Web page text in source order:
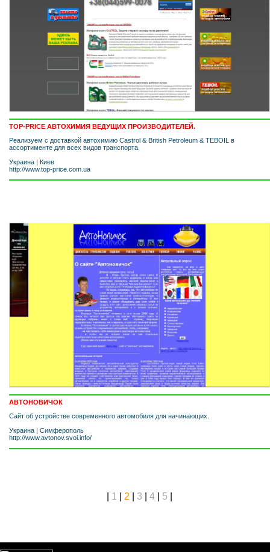
TOP-PRICE АВТОХИМИЯ ВЕДУЩИХ ПРОИЗВОДИТЕЛЕЙ.
Реализуем с доставкой автохимию Castrol & British Petroleum & TEBOIL в
ассортименте для всех видов транспорта.
Украина | Киев
http://www.top-price.com.ua
АВТОНОВИЧОК
Сайт об устройстве современного автомобиля для начинающих.
Украина | Симферополь
http://www.avtonov.svoi.info/
1 2 3 4 5